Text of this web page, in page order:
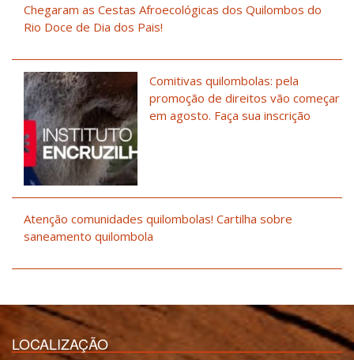
Chegaram as Cestas Afroecológicas dos Quilombos do
Rio Doce de Dia dos Pais!
Comitivas quilombolas: pela
promoção de direitos vão começar
em agosto. Faça sua inscrição
Atenção comunidades quilombolas! Cartilha sobre
saneamento quilombola
LOCALIZAÇÃO